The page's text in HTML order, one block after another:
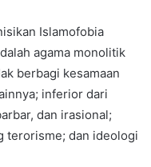
Islamofobia
agama monolitik
berbagi kesamaan
inferior dari
dan irasional;
terorisme; dan ideologi